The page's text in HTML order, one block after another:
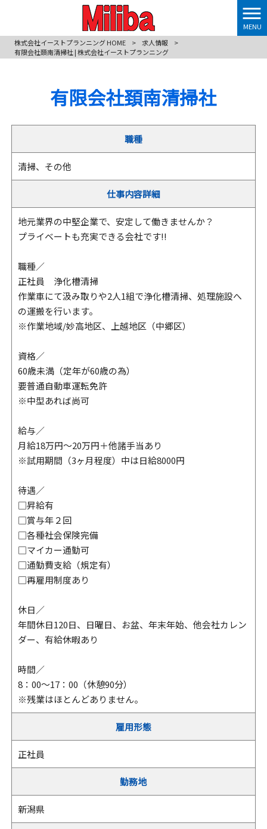
MENU
株式会社イーストプランニング HOME
> 求人情報
>
有限会社頚南清掃社 | 株式会社イーストプランニング
有限会社頚南清掃社
職種
清掃、その他
仕事内容詳細
地元業界の中堅企業で、安定して働きませんか？
プライベートも充実できる会社です!!
職種／
正社員 浄化槽清掃
作業車にて汲み取りや2人1組で浄化槽清掃、処理施設へ
の運搬を行います。
※作業地域/妙高地区、上越地区（中郷区）
資格／
60歳未満（定年が60歳の為）
要普通自動車運転免許
※中型あれば尚可
給与／
月給18万円～20万円＋他諸手当あり
※試用期間（3ヶ月程度）中は日給8000円
待遇／
□昇給有
□賞与年２回
□各種社会保険完備
□マイカー通勤可
□通勤費支給（規定有）
□再雇用制度あり
休日／
年間休日120日、日曜日、お盆、年末年始、他会社カレン
ダー、有給休暇あり
時間／
8：00～17：00（休憩90分）
※残業はほとんどありません。
雇用形態
正社員
勤務地
新潟県